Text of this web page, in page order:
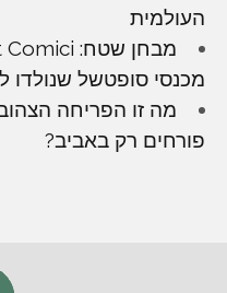
העולמית
מכנסי סופטשל שנולדו
מה זו הפריחה
פורחים רק באביב?